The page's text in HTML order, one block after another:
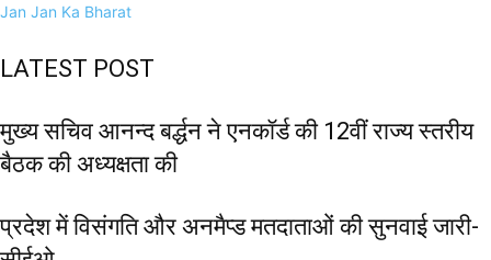
Jan Jan Ka Bharat
LATEST POST
मुख्य सचिव आनन्द बर्द्धन ने एनकॉर्ड की 12वीं राज्य स्तरीय
बैठक की अध्यक्षता की
प्रदेश में विसंगति और अनमैप्ड मतदाताओं की सुनवाई जारी-